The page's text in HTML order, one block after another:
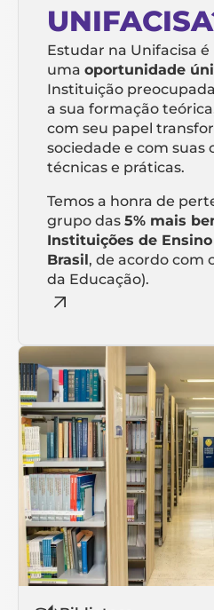
Estudar na Unifacisa é
uma oportunidade
Instituição
a sua formação
com seu papel
sociedade e com suas
técnicas e práticas.
Temos a honra de
grupo das 5% mais
Instituições de
Brasil, de acordo com
da Educação).